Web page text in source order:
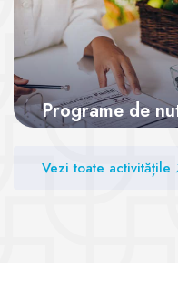
Programe de
Vezi sălile
Vezi toate activitățile